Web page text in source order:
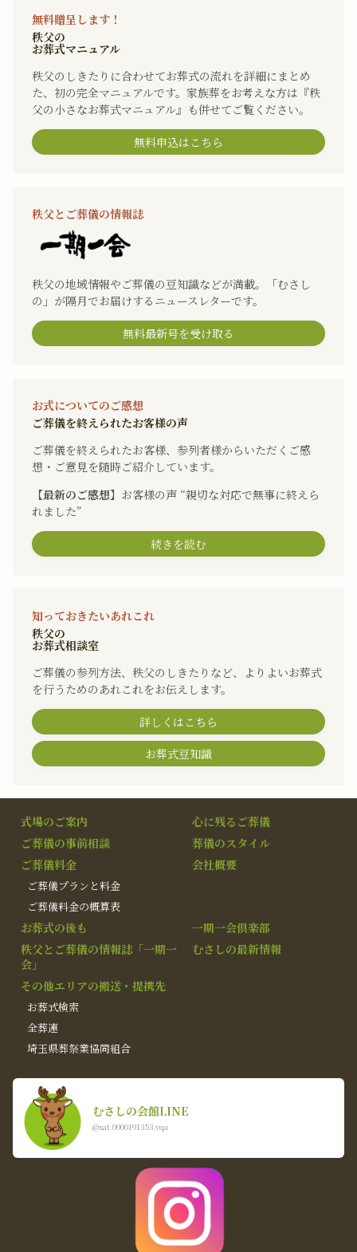
無料贈呈します！
秩父の
お葬式マニュアル
秩父のしきたりに合わせてお葬式の流れを詳細にまとめ
た、初の完全マニュアルです。家族葬をお考えな方は『秩
父の小さなお葬式マニュアル』も併せてご覧ください。
無料申込はこちら
秩父とご葬儀の情報誌
秩父の地域情報やご葬儀の豆知識などが満載。「むさし
の」が隔月でお届けするニュースレターです。
無料最新号を受け取る
お式についてのご感想
ご葬儀を終えられたお客様の声
ご葬儀を終えられたお客様、参列者様からいただくご感
想・ご意見を随時ご紹介しています。
【最新のご感想】 お客様の声 “親切な対応で無事に終えら
れました”
続きを読む
知っておきたいあれこれ
秩父の
お葬式相談室
ご葬儀の参列方法、秩父のしきたりなど、よりよいお葬式
を行うためのあれこれをお伝えします。
詳しくはこちら
お葬式豆知識
式場のご案内
心に残るご葬儀
ご葬儀の事前相談
葬儀のスタイル
ご葬儀料金
ご葬儀プランと料金
ご葬儀料金の概算表
会社概要
お葬式の後も
一期一会倶楽部
秩父とご葬儀の情報誌「一期一
会」
むさしの最新情報
その他エリアの搬送・提携先
お葬式検索
全葬連
埼玉県葬祭業協同組合
むさしの会館LINE
@xat.0000191353.vqa